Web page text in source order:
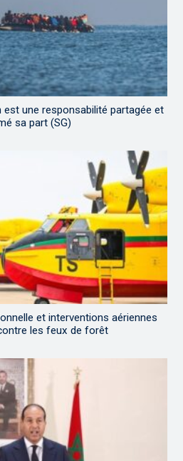
est une responsabilité partagée et
sa part (SG)
et interventions aériennes
les feux de forêt